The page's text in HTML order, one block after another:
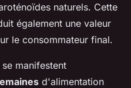
naturels. Cette
également une valeur
le consommateur final.
manifestent
d'alimentation